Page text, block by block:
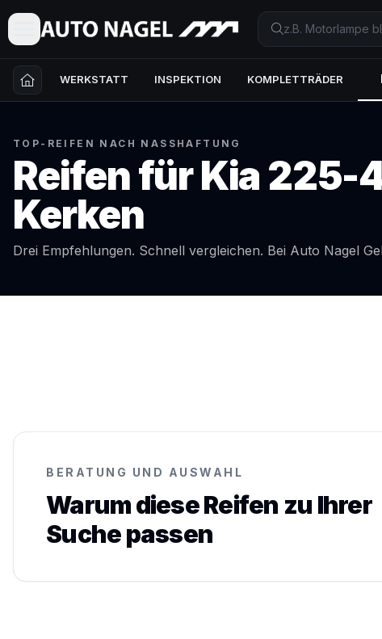
WERKSTATT INSPEKTION KOMPLETTRÄDER
TOP-REIFEN NACH NASSHAFTUNG
Reifen fürKia 225-
Kerken
Drei Empfehlungen. Schnell vergleichen. Bei Auto Nagel
BERATUNG UND AUSWAHL
Warum diese Reifen zu Ihrer
Suche passen